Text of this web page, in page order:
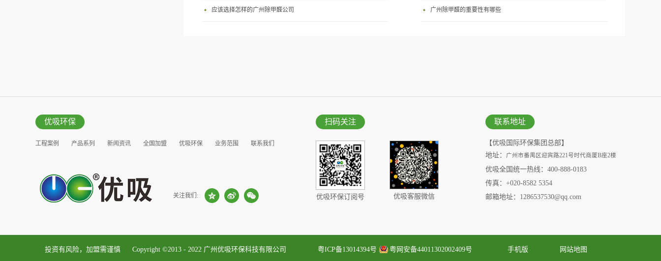
应该选择怎样的广州除甲醛公司 广州除甲醛的重要性有哪些
优吸环保
工程案例 产品系列 新闻资讯 全国加盟 优吸环保 业务范围
联系我们
关注我们:
扫码关注
优吸环保订阅号 优吸客服微信
联系地址
【优吸国际环保集团总部】
地址：
广州市番禺区迎宾路221号时代商厦B座2楼
优吸全国统一热线：400-888-0183
传真：+020-8582 5354
邮箱地址：1286537530@qq.com
投资有风险，加盟需谨慎 Copyright ©2013 - 2022 广州优吸环保科技有限公司 粤ICP备13014394号 粤网安备44011302002409号 手机版 网站地图